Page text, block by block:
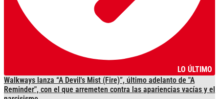
LO ÚLTIMO
Walkways lanza “A Devil's Mist (Fire)”, último adelanto de "A
Reminder", con el que arremeten contra las apariencias vacías y el